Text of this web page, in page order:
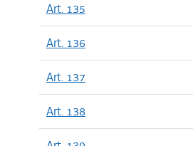
Art. 135
Art. 136
Art. 137
Art. 138